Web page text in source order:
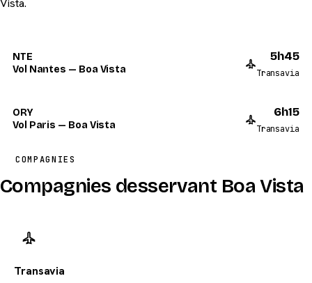
Vista.
NTE
Vol Nantes — Boa Vista
5h45
Transavia
ORY
Vol Paris — Boa Vista
6h15
Transavia
COMPAGNIES
Compagnies desservant Boa Vista
Transavia